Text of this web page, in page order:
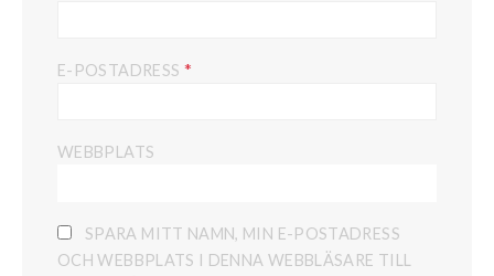
E-POSTADRESS *
WEBBPLATS
SPARA MITT NAMN, MIN E-POSTADRESS
OCH WEBBPLATS I DENNA WEBBLÄSARE TILL